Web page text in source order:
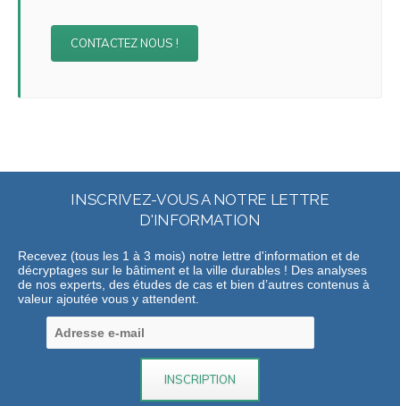
CONTACTEZ NOUS !
INSCRIVEZ-VOUS A NOTRE LETTRE
D'INFORMATION
Recevez (tous les 1 à 3 mois) notre lettre d'information et de
décryptages sur le bâtiment et la ville durables ! Des analyses
de nos experts, des études de cas et bien d’autres contenus à
valeur ajoutée vous y attendent.